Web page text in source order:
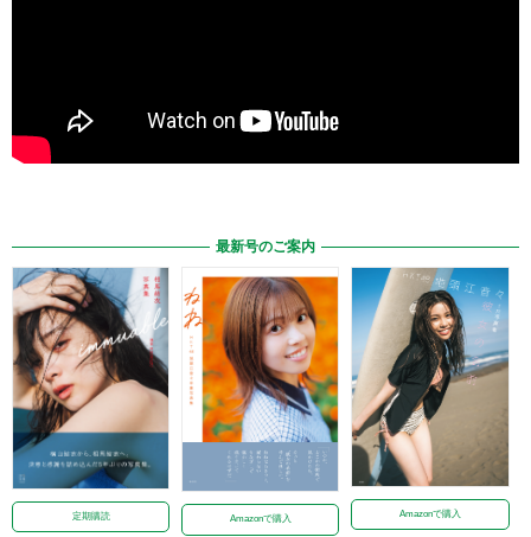
最新号のご案内
定期購読 Amazonで購入
Amazonで購入